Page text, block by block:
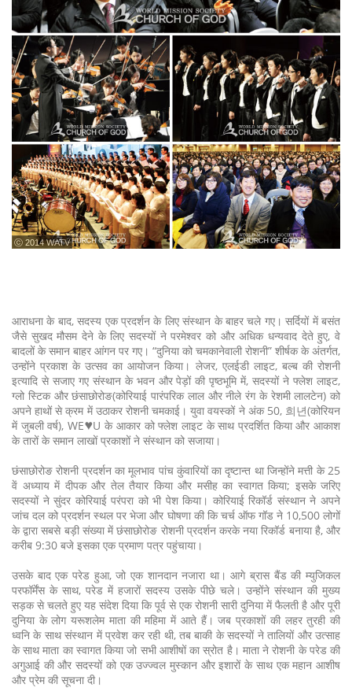
ⓒ 2014 WATV
आराधना के बाद, सदस्य एक प्रदर्शन के लिए संस्थान के बाहर चले गए। सर्दियों में बसंत
जैसे सुखद मौसम देने के लिए सदस्यों ने परमेश्वर को और अधिक धन्यवाद देते हुए, वे
बादलों के समान बाहर आंगन पर गए। “दुनिया को चमकानेवाली रोशनी” शीर्षक के अंतर्गत,
उन्होंने प्रकाश के उत्सव का आयोजन किया। लेजर, एलईडी लाइट, बल्ब की रोशनी
इत्यादि से सजाए गए संस्थान के भवन और पेड़ों की पृष्ठभूमि में, सदस्यों ने फ्लेश लाइट,
ग्लो स्टिक और छंसाछोरोङ(कोरियाई पारंपरिक लाल और नीले रंग के रेशमी लालटेन) को
अपने हाथों से क्रम में उठाकर रोशनी चमकाई। युवा वयस्कों ने अंक 50, 희년(कोरियन
में जुबली वर्ष), WE♥U के आकार को फ्लेश लाइट के साथ प्रदर्शित किया और आकाश
के तारों के समान लाखों प्रकाशों ने संस्थान को सजाया।
छंसाछोरोङ रोशनी प्रदर्शन का मूलभाव पांच कुंवारियों का दृष्टान्त था जिन्होंने मत्ती के 25
वें अध्याय में दीपक और तेल तैयार किया और मसीह का स्वागत किया; इसके जरिए
सदस्यों ने सुंदर कोरियाई परंपरा को भी पेश किया। कोरियाई रिकॉर्ड संस्थान ने अपने
जांच दल को प्रदर्शन स्थल पर भेजा और घोषणा की कि चर्च ऑफ गॉड ने 10,500 लोगों
के द्वारा सबसे बड़ी संख्या में छंसाछोरोङ रोशनी प्रदर्शन करके नया रिकॉर्ड बनाया है, और
करीब 9:30 बजे इसका एक प्रमाण पत्र पहुंचाया।
उसके बाद एक परेड हुआ, जो एक शानदान नजारा था। आगे ब्रास बैंड की म्युजिकल
परफॉर्मेंस के साथ, परेड में हजारों सदस्य उसके पीछे चले। उन्होंने संस्थान की मुख्य
सड़क से चलते हुए यह संदेश दिया कि पूर्व से एक रोशनी सारी दुनिया में फैलती है और पूरी
दुनिया के लोग यरूशलेम माता की महिमा में आते हैं। जब प्रकाशों की लहर तुरही की
ध्वनि के साथ संस्थान में प्रवेश कर रही थी, तब बाकी के सदस्यों ने तालियों और उत्साह
के साथ माता का स्वागत किया जो सभी आशीषों का स्रोत है। माता ने रोशनी के परेड की
अगुआई की और सदस्यों को एक उज्ज्वल मुस्कान और इशारों के साथ एक महान आशीष
और प्रेम की सूचना दी।